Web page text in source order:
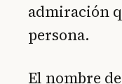
admiración
persona.
El nombre